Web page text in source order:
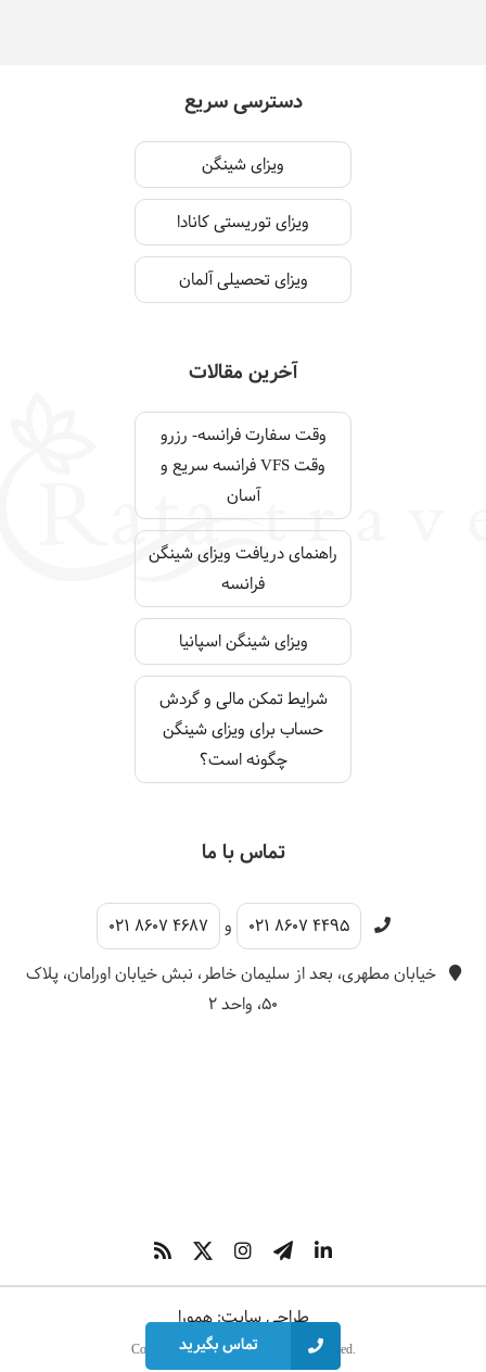
تماس بگیرید
دسترسی سریع
ویزای شینگن
ویزای توریستی کانادا
ویزای تحصیلی آلمان
آخرین مقالات
وقت سفارت فرانسه- رزرو
وقت VFS فرانسه سریع و
آسان
راهنمای دریافت ویزای شینگن
فرانسه
ویزای شینگن اسپانیا
شرایط تمکن مالی و گردش
حساب برای ویزای شینگن
چگونه است؟
تماس با ما
021 8607 4495 و
021 8607 4687
خیابان مطهری، بعد از سلیمان خاطر، نبش خیابان اورامان، پلاک
۵۰، واحد ۲
طراحی سایت:همورا
Copyright © 2026 Rata. All rights reserved.